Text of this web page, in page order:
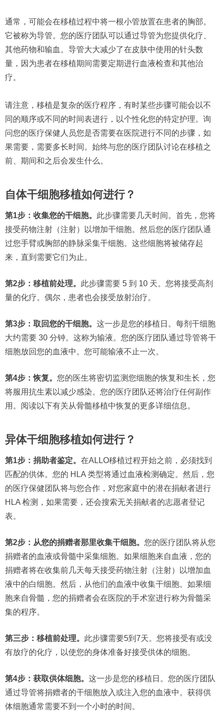
通常，可能会在移植过程中将一根小管放置在患者的胸部。
它被称为导管。您的医疗团队可以通过导管为您提供化疗、
其他药物和输血。导管大大减少了在皮肤中使用的针头数
量，因为患者在移植期间需要定期进行血液检查和其他治
疗。
请注意，移植是复杂的医疗程序，有时某些步骤可能会以不
同的顺序或不同的时间表进行，以个性化您的特定护理。询
问您的医疗保健人员您是否需要在医院进行不同的步骤，如
果需要，需要多长时间。始终与您的医疗团队讨论在移植之
前、期间和之后会发生什么。
自体干细胞移植如何进行？
第1步：收集您的干细胞。 此步骤需要几天时间。首先，您将
接受药物注射（注射）以增加干细胞。然后您的医疗团队通
过您手臂或胸部的静脉采集干细胞。这些细胞将被储存起
来，直到需要它们为止。
第2步：移植前处理。 此步骤需要 5 到 10 天。您将接受高剂
量的化疗。偶尔，患者也会接受放射治疗。
第3步：取回您的干细胞。 这一步是您的移植日。每剂干细胞
大约需要 30 分钟。这称为输液。您的医疗团队通过导管将干
细胞放回您的血液中。您可能输液不止一次。
第4步：恢复。 您的医生将密切监测您细胞的恢复和生长，您
将服用抗生素以减少感染。您的医疗团队还将治疗任何副作
用。阅读以下有关从骨髓移植中恢复的更多详细信息。
异体干细胞移植如何进行？
第1步：捐助者鉴定。 在ALLO移植过程开始之前，必须找到
匹配的供体。您的 HLA 类型将通过血液检测确定。然后，您
的医疗保健团队将与您合作，对您家庭中的潜在捐献者进行
HLA 检测，如果需要，还会搜索无关捐献者的志愿者登记
表。
第2步：从您的捐赠者那里收集干细胞。 您的医疗团队将从您
捐赠者的血液或骨髓中采集细胞。如果细胞来自血液，您的
捐赠者将在收集前几天每天接受药物注射（注射）以增加血
液中的白细胞。然后，从他们的血液中收集干细胞。如果细
胞来自骨髓，您的捐赠者会在医院的手术室进行称为骨髓采
集的程序。
第三步：移植前处理。 此步骤需要5到7天。您将接受有或没
有放疗的化疗，以使您的身体准备好接受供体的细胞。
第4步：获取供体细胞。 这一步是您的移植日。您的医疗团队
通过导管将捐赠者的干细胞放入或注入您的血液中。获得供
体细胞通常需要不到一个小时的时间。